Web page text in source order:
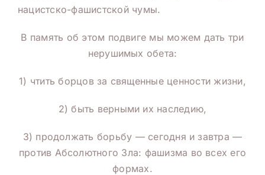
нацистско-фашистской чумы.
В память об этом подвиге мы можем дать три
нерушимых обета:
1) чтить борцов за священные ценности жизни,
2) быть верными их наследию,
3) продолжать борьбу — сегодня и завтра —
против Абсолютного Зла: фашизма во всех его
формах.